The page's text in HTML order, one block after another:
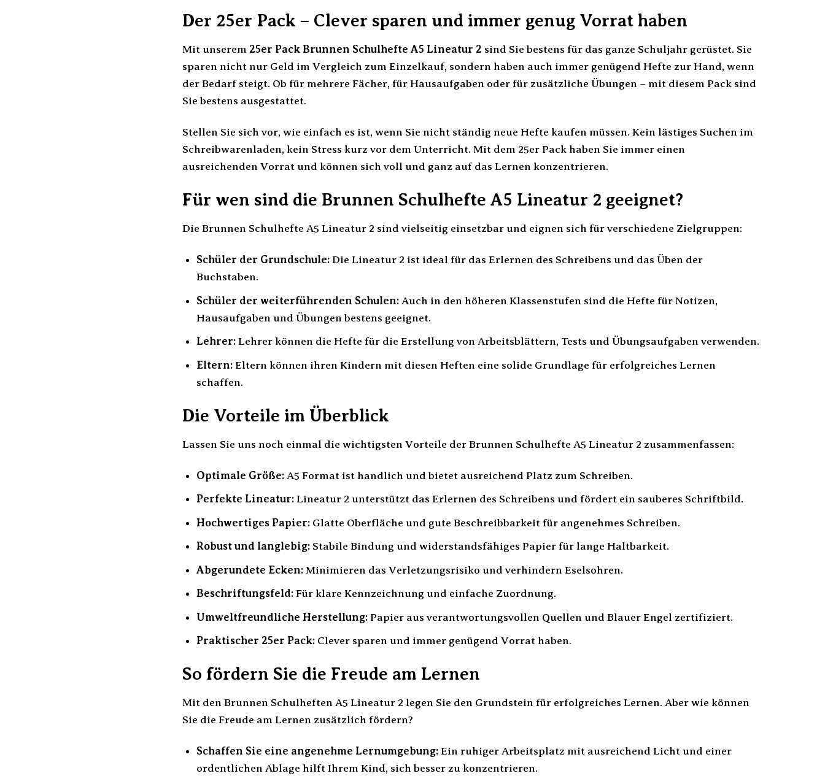
Der 25er Pack – Clever sparen und immer genug Vorrat haben
Mit unserem 25er Pack Brunnen Schulhefte A5 Lineatur 2 sind Sie bestens für das ganze Schuljahr gerüstet. Sie
sparen nicht nur Geld im Vergleich zum Einzelkauf, sondern haben auch immer genügend Hefte zur Hand, wenn
der Bedarf steigt. Ob für mehrere Fächer, für Hausaufgaben oder für zusätzliche Übungen – mit diesem Pack sind
Sie bestens ausgestattet.
Stellen Sie sich vor, wie einfach es ist, wenn Sie nicht ständig neue Hefte kaufen müssen. Kein lästiges Suchen im
Schreibwarenladen, kein Stress kurz vor dem Unterricht. Mit dem 25er Pack haben Sie immer einen
ausreichenden Vorrat und können sich voll und ganz auf das Lernen konzentrieren.
Für wen sind die Brunnen Schulhefte A5 Lineatur 2 geeignet?
Die Brunnen Schulhefte A5 Lineatur 2 sind vielseitig einsetzbar und eignen sich für verschiedene Zielgruppen:
Schüler der Grundschule:Die Lineatur 2 ist ideal für das Erlernen des Schreibens und das Üben der
Buchstaben.
Schüler der weiterführenden Schulen:Auch in den höheren Klassenstufen sind die Hefte für Notizen,
Hausaufgaben und Übungen bestens geeignet.
Lehrer:Lehrer können die Hefte für die Erstellung von Arbeitsblättern, Tests und Übungsaufgaben verwenden.
Eltern:Eltern können ihren Kindern mit diesen Heften eine solide Grundlage für erfolgreiches Lernen
schaffen.
Die Vorteile im Überblick
Lassen Sie uns noch einmal die wichtigsten Vorteile der Brunnen Schulhefte A5 Lineatur 2 zusammenfassen:
Optimale Größe:A5 Format ist handlich und bietet ausreichend Platz zum Schreiben.
Perfekte Lineatur:Lineatur 2 unterstützt das Erlernen des Schreibens und fördert ein sauberes Schriftbild.
Hochwertiges Papier:Glatte Oberfläche und gute Beschreibbarkeit für angenehmes Schreiben.
Robust und langlebig:Stabile Bindung und widerstandsfähiges Papier für lange Haltbarkeit.
Abgerundete Ecken:Minimieren das Verletzungsrisiko und verhindern Eselsohren.
Beschriftungsfeld:Für klare Kennzeichnung und einfache Zuordnung.
Umweltfreundliche Herstellung:Papier aus verantwortungsvollen Quellen und Blauer Engel zertifiziert.
Praktischer 25er Pack:Clever sparen und immer genügend Vorrat haben.
So fördern Sie die Freude am Lernen
Mit den Brunnen Schulheften A5 Lineatur 2 legen Sie den Grundstein für erfolgreiches Lernen. Aber wie können
Sie die Freude am Lernen zusätzlich fördern?
Schaffen Sie eine angenehme Lernumgebung:Ein ruhiger Arbeitsplatz mit ausreichend Licht und einer
ordentlichen Ablage hilft Ihrem Kind, sich besser zu konzentrieren.